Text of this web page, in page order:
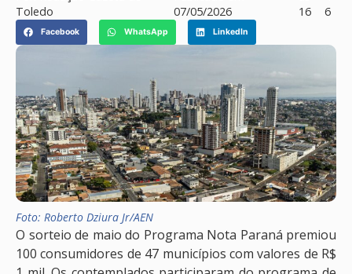
Toledo
07/05/2026
16
6
Facebook WhatsApp LinkedIn
Foto: Roberto Dziura Jr/AEN
O sorteio de maio do Programa Nota Paraná premiou
100 consumidores de 47 municípios com valores de R$